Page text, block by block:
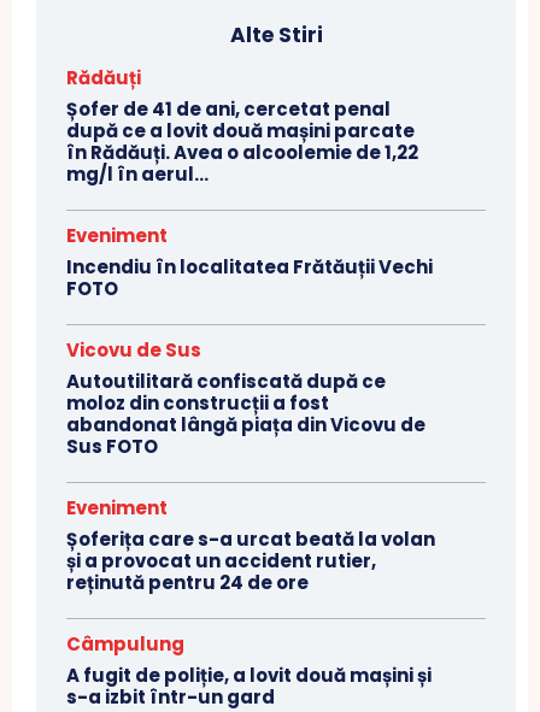
Alte Stiri
Rădăuți
Șofer de 41 de ani, cercetat penal
după ce a lovit două mașini parcate
în Rădăuți. Avea o alcoolemie de 1,22
mg/l în aerul...
Eveniment
Incendiu în localitatea Frătăuții Vechi
FOTO
Vicovu de Sus
Autoutilitară confiscată după ce
moloz din construcții a fost
abandonat lângă piața din Vicovu de
Sus FOTO
Eveniment
Șoferița care s-a urcat beată la volan
și a provocat un accident rutier,
reținută pentru 24 de ore
Câmpulung
A fugit de poliție, a lovit două mașini și
s-a izbit într-un gard